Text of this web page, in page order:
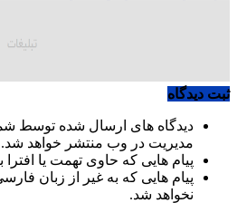
ثبت دیدگاه
دیدگاه های ارسال شده توسط
مدیریت در وب منتشر خواهد شد.
پیام هایی که حاوی تهمت یا
پیام هایی که به غیر از زبان
نخواهد شد.